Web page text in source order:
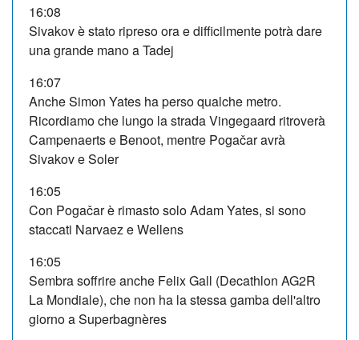
16:08
Sivakov è stato ripreso ora e difficilmente potrà dare
una grande mano a Tadej
16:07
Anche Simon Yates ha perso qualche metro.
Ricordiamo che lungo la strada Vingegaard ritroverà
Campenaerts e Benoot, mentre Pogačar avrà
Sivakov e Soler
16:05
Con Pogačar è rimasto solo Adam Yates, si sono
staccati Narvaez e Wellens
16:05
Sembra soffrire anche Felix Gall (Decathlon AG2R
La Mondiale), che non ha la stessa gamba dell'altro
giorno a Superbagnères